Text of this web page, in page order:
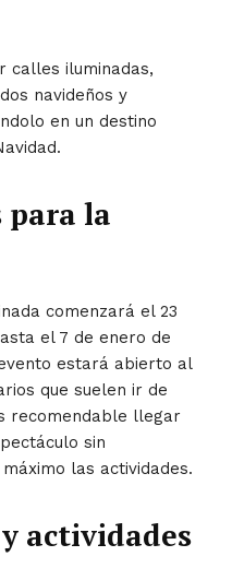
calles iluminadas,
navideños y
en un destino
para la
comenzará el 23
el 7 de enero de
estará abierto al
que suelen ir de
recomendable llegar
sin
las actividades.
actividades